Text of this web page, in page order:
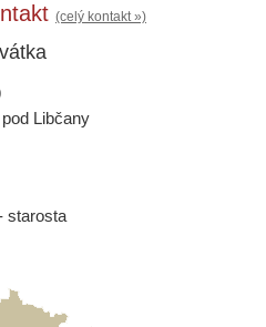
(celý kontakt »)
Libčany
starosta